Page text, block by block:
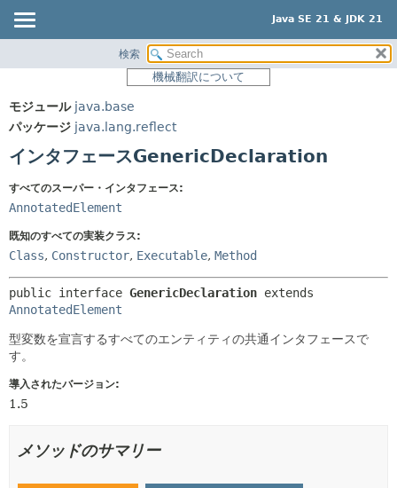
Java SE 21 & JDK 21
パッケージ
使用
ツリー
新規
非推奨
索引
ヘルプ
サマリー:
ネスト済
メソッド
コンストラクタ
メソッド
検索
機械翻訳について
モジュール java.base
パッケージ java.lang.reflect
インタフェースGenericDeclaration
すべてのスーパー・インタフェース:
AnnotatedElement
既知のすべての実装クラス:
Class, Constructor, Executable, Method
public interface GenericDeclaration
AnnotatedElement
型変数を宣言するすべてのエンティティの共通インタフェースで
す。
導入されたバージョン:
1.5
メソッドのサマリー